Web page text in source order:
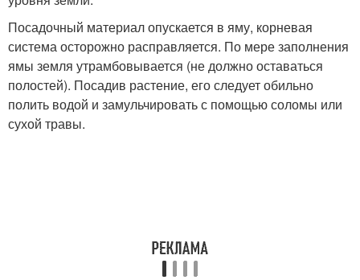
Посадочный материал опускается в яму, корневая
система осторожно расправляется. По мере заполнения
ямы земля утрамбовывается (не должно оставаться
полостей). Посадив растение, его следует обильно
полить водой и замульчировать с помощью соломы или
сухой травы.